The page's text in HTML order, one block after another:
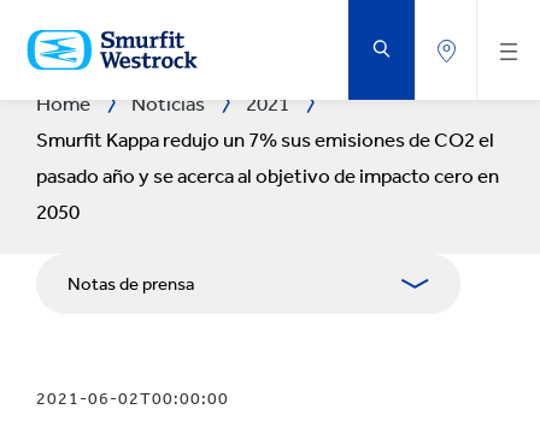
AL
CONTENIDO
PRINCIPAL
Home Noticias
2021
Smurfit Kappa redujo un 7% sus emisiones de CO2 el
pasado año y se acerca al objetivo de impacto cero en
2050
Notas de prensa
Medios
2021-06-02T00:00:00